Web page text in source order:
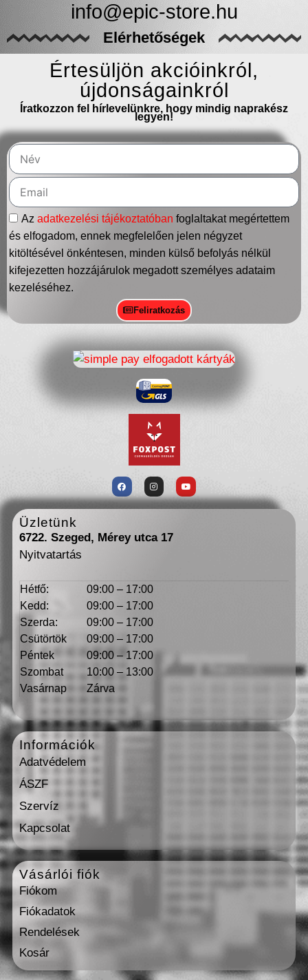
info@epic-store.hu
Elérhetőségek
Üzletünk
6722. Szeged, Mérey utca 17
Nyitvatartás
Hétfő:
09:00 – 17:00
Kedd:
09:00 – 17:00
Szerda:
09:00 – 17:00
Csütörtök
09:00 – 17:00
Péntek
09:00 – 17:00
Szombat
10:00 – 13:00
Vasárnap
Zárva
Információk
Adatvédelem
ÁSZF
Szervíz
Kapcsolat
Vásárlói fiók
Fiókom
Fiókadatok
Rendelések
Kosár
Értesüljön akcióinkról,
újdonságainkról
Íratkozzon fel hírlevelünkre, hogy mindig naprakész
legyen!
Az adatkezelési tájékoztatóban foglaltakat megértettem
és elfogadom, ennek megfelelően jelen négyzet
kitöltésével önkéntesen, minden külső befolyás nélkül
kifejezetten hozzájárulok megadott személyes adataim
kezeléséhez.
Feliratkozás